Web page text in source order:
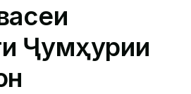
Ҷумҳурии